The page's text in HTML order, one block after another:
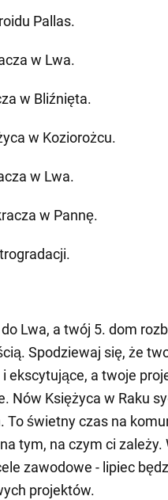
Pallas.
w Lwa.
w Bliźnięta.
w Koziorożcu.
w Lwa.
w Pannę.
Lwa, a twój 5. dom
Spodziewaj się, że
ekscytujące, a twoje
Nów Księżyca w Raku
To świetny czas na
tym, na czym ci
zawodowe - lipiec
projektów.